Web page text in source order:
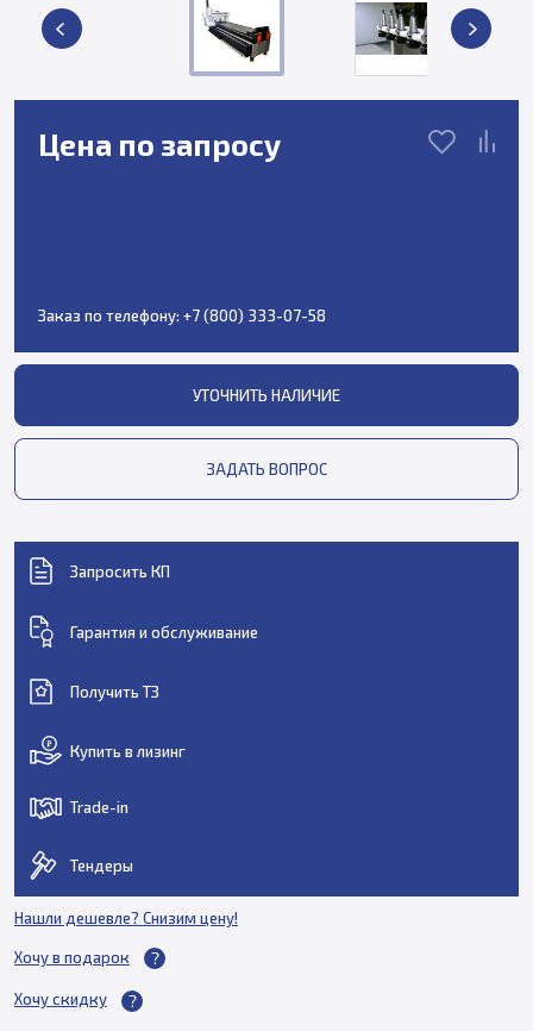
Цена по запросу
Заказ по телефону: +7 (800) 333-07-58
УТОЧНИТЬ НАЛИЧИЕ
ЗАДАТЬ ВОПРОС
Запросить КП
Гарантия и обслуживание
Получить ТЗ
Купить в лизинг
Trade-in
Тендеры
Нашли дешевле? Снизим цену!
Хочу в подарок
Хочу скидку